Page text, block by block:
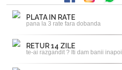
PLATA IN RATE
pana la 3 rate fara dobanda
RETUR 14 ZILE
te-ai razgandit ? Iti dam banii inapoi